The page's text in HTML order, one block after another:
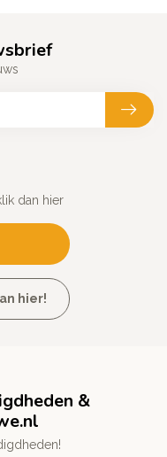
dan hier
hier!
&